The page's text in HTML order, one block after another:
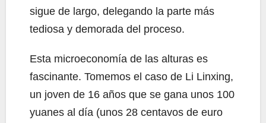
sigue de largo, delegando la parte más
tediosa y demorada del proceso.
Esta microeconomía de las alturas es
fascinante. Tomemos el caso de Li Linxing,
un joven de 16 años que se gana unos 100
yuanes al día (unos 28 centavos de euro